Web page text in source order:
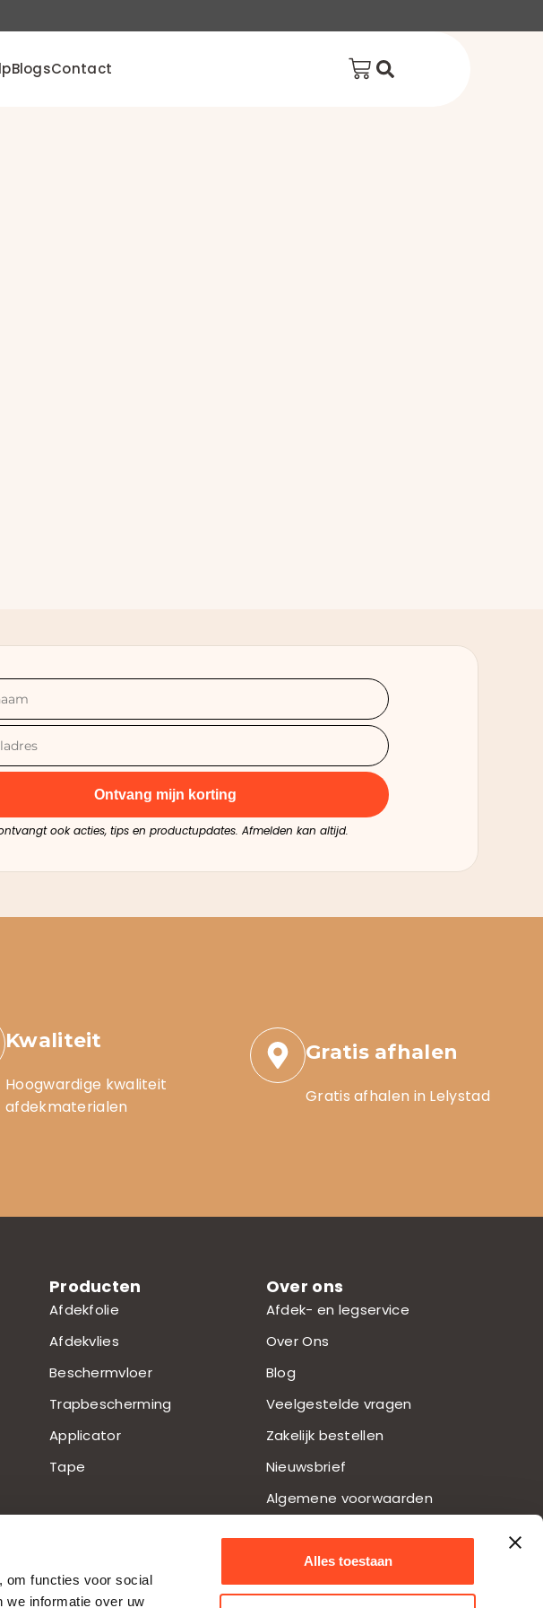
om functies voor social
we informatie over uw
Alles toestaan
BlogsContact
Ontvang mijn korting
ook acties, tips en productupdates. Afmelden kan altijd.
Kwaliteit
Hoogwardige kwaliteit
afdekmaterialen
Gratis afhalen
Gratis afhalen in Lelystad
Producten
Afdekfolie
Afdekvlies
Beschermvloer
Trapbescherming
Applicator
Tape
Over ons
Afdek- en legservice
Over Ons
Blog
Veelgestelde vragen
Zakelijk bestellen
Nieuwsbrief
Algemene voorwaarden
Herroepingsformulier